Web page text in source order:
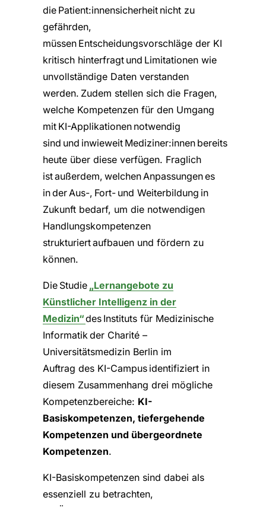
die Patient:innensicherheit nicht zu
gefährden,
müssen Entscheidungsvorschläge der KI
kritisch hinterfragt und Limitationen wie
unvollständige Daten verstanden
werden. Zudem stellen sich die Fragen,
welche Kompetenzen für den Umgang
mit KI-Applikationen notwendig
sind und inwieweit Mediziner:innen bereits
heute über diese verfügen. Fraglich
ist außerdem, welchen Anpassungen es
in der Aus-, Fort- und Weiterbildung in
Zukunft bedarf, um die notwendigen
Handlungskompetenzen
strukturiert aufbauen und fördern zu
können.
Die Studie „Lernangebote zu
Künstlicher Intelligenz in der
Medizin“des Instituts für Medizinische
Informatik der Charité –
Universitätsmedizin Berlin im
Auftrag des KI-Campus identifiziert in
diesem Zusammenhang drei mögliche
Kompetenzbereiche: KI-
Basiskompetenzen, tiefergehende
Kompetenzen und übergeordnete
Kompetenzen.
KI-Basiskompetenzen sind dabei als
essenziell zu betrachten,